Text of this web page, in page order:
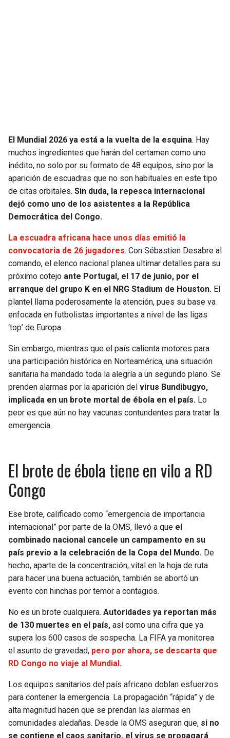
PACKERS
VIKINGS
FALCONS
SAINTS
BUCCANEERS
TIMBERWOLVES
THUNDER
TRAIL BLAZERS
El Mundial 2026 ya está a la vuelta de la esquina. Hay
muchos ingredientes que harán del certamen como uno
inédito, no solo por su formato de 48 equipos, sino por la
aparición de escuadras que no son habituales en este tipo
de citas orbitales. Sin duda, la repesca internacional
dejó como uno de los asistentes a la República
Democrática del Congo.
La escuadra africana hace unos días emitió la
convocatoria de 26 jugadores. Con Sébastien Desabre al
comando, el elenco nacional planea ultimar detalles para su
próximo cotejo ante Portugal, el 17 de junio, por el
arranque del grupo K en el NRG Stadium de Houston. El
plantel llama poderosamente la atención, pues su base va
enfocada en futbolistas importantes a nivel de las ligas
‘top’ de Europa.
Sin embargo, mientras que el país calienta motores para
una participación histórica en Norteamérica, una situación
sanitaria ha mandado toda la alegría a un segundo plano. Se
prenden alarmas por la aparición del virus Bundibugyo,
implicada en un brote mortal de ébola en el país. Lo
peor es que aún no hay vacunas contundentes para tratar la
emergencia.
El brote de ébola tiene en vilo a RD
Congo
Ese brote, calificado como “emergencia de importancia
internacional” por parte de la OMS, llevó a que el
combinado nacional cancele un campamento en su
país previo a la celebración de la Copa del Mundo. De
hecho, aparte de la concentración, vital en la hoja de ruta
para hacer una buena actuación, también se abortó un
evento con hinchas por temor a contagios.
No es un brote cualquiera. Autoridades ya reportan más
de 130 muertes en el país, así como una cifra que ya
supera los 600 casos de sospecha. La FIFA ya monitorea
el asunto de gravedad, pero por ahora, se descarta que
RD Congo no viaje al Mundial.
Los equipos sanitarios del país africano doblan esfuerzos
para contener la emergencia. La propagación “rápida” y de
alta magnitud hacen que se prendan las alarmas en
comunidades aledañas. Desde la OMS aseguran que, si no
se contiene el caos sanitario, el virus se propagará